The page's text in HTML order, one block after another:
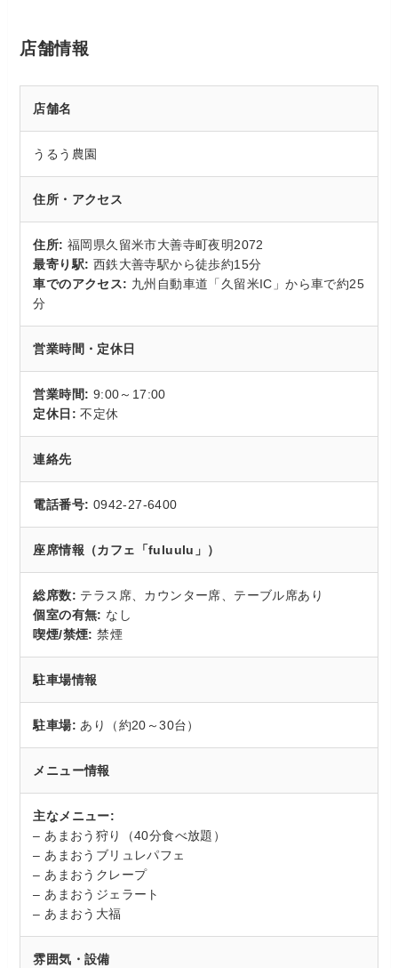
店舗情報
店舗名
うるう農園
住所・アクセス
住所: 福岡県久留米市大善寺町夜明2072
最寄り駅: 西鉄大善寺駅から徒歩約15分
車でのアクセス: 九州自動車道「久留米IC」から車で約25
分
営業時間・定休日
営業時間: 9:00～17:00
定休日: 不定休
連絡先
電話番号: 0942-27-6400
座席情報（カフェ「fuluulu」）
総席数: テラス席、カウンター席、テーブル席あり
個室の有無: なし
喫煙/禁煙: 禁煙
駐車場情報
駐車場: あり（約20～30台）
メニュー情報
主なメニュー:
– あまおう狩り（40分食べ放題）
– あまおうブリュレパフェ
– あまおうクレープ
– あまおうジェラート
– あまおう大福
雰囲気・設備